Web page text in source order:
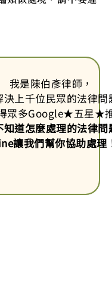
我是陳伯彥律師，
決上千位民眾的法律問
眾多Google★五星★
知道怎麼處理的法律問
讓我們幫你協助處理